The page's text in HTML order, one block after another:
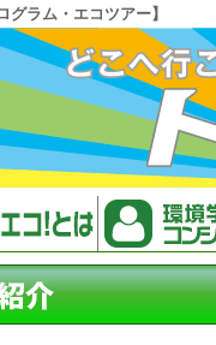
グラム・エコツアー】